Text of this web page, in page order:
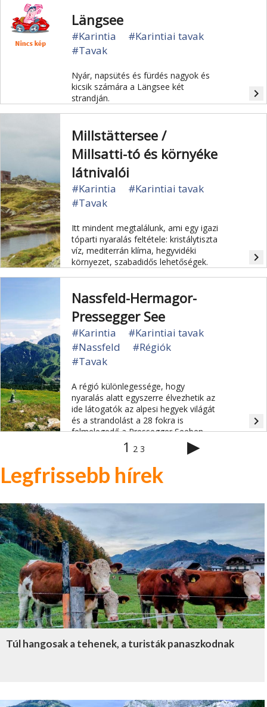
Längsee
#Karintia
#Karintiai tavak
#Tavak
Nyár, napsütés és fürdés nagyok és
kicsik számára a Längsee két
strandján.
navigate_next
Millstättersee /
Millsatti-tó és környéke
látnivalói
#Karintia
#Karintiai tavak
#Tavak
Itt mindent megtalálunk, ami egy igazi
tóparti nyaralás feltétele: kristálytiszta
víz, mediterrán klíma, hegyvidéki
környezet, szabadidős lehetőségek.
navigate_next
Nassfeld-Hermagor-
Pressegger See
#Karintia
#Karintiai tavak
#Nassfeld
#Régiók
#Tavak
A régió különlegessége, hogy
nyaralás alatt egyszerre élvezhetik az
ide látogatók az alpesi hegyek világát
és a strandolást a 28 fokra is
felmelegedő a Pressegger Seeben.
navigate_next
1 2 3 ▶
Legfrissebb hírek
Túl hangosak a tehenek, a turisták panaszkodnak